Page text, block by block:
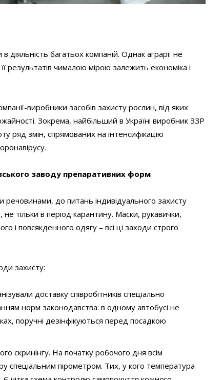
діяльність багатьох компаній. Однак аграрії не
результатів чималою мірою залежить економіка і
виробники засобів захисту рослин, від яких
Зокрема, найбільший в Україні виробник ЗЗР
ряд змін, спрямованих на інтенсифікацію
заводу препаративних форм
до питань індивідуального захисту
тільки в період карантину. Маски, рукавички,
і повсякденного одягу – всі ці заходи строго
захисту:
доставку співробітників спеціально
норм законодавства: в одному автобусі не
поручні дезінфікуються перед посадкою
скринінгу. На початку робочого дня всім
спеціальним пірометром. Тих, у кого температура